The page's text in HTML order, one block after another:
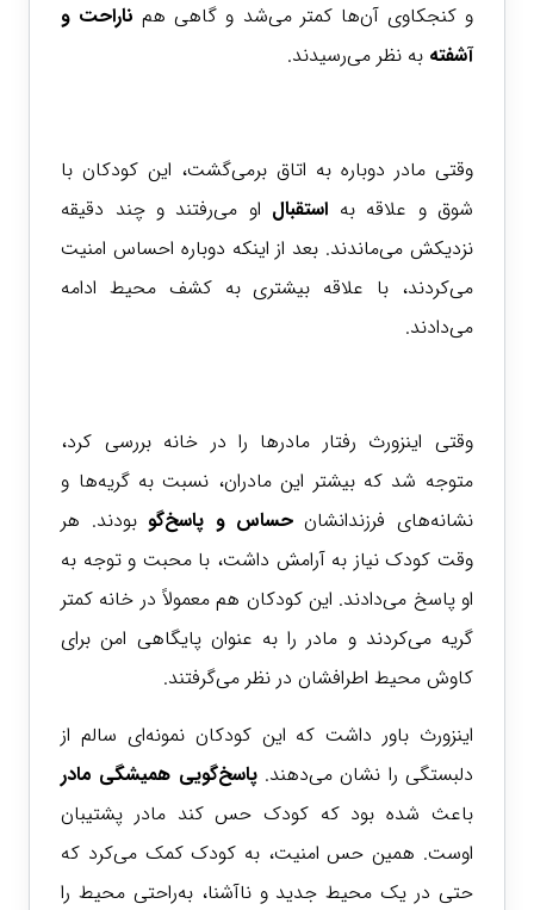
و کنجکاوی آن‌ها کمتر می‌شد و گاهی هم ناراحت و
آشفته به نظر می‌رسیدند.
وقتی مادر دوباره به اتاق برمی‌گشت، این کودکان با
شوق و علاقه به استقبال او می‌رفتند و چند دقیقه
نزدیکش می‌ماندند. بعد از اینکه دوباره احساس امنیت
می‌کردند، با علاقه بیشتری به کشف محیط ادامه
می‌دادند.
وقتی اینزورث رفتار مادرها را در خانه بررسی کرد،
متوجه شد که بیشتر این مادران، نسبت به گریه‌ها و
نشانه‌های فرزندانشان حساس و پاسخ‌گو بودند. هر
وقت کودک نیاز به آرامش داشت، با محبت و توجه به
او پاسخ می‌دادند. این کودکان هم معمولاً در خانه کمتر
گریه می‌کردند و مادر را به عنوان پایگاهی امن برای
کاوش محیط اطرافشان در نظر می‌گرفتند.
اینزورث باور داشت که این کودکان نمونه‌ای سالم از
دلبستگی را نشان می‌دهند.پاسخ‌گویی همیشگی مادر
باعث شده بود که کودک حس کند مادر پشتیبان
اوست. همین حس امنیت، به کودک کمک می‌کرد که
حتی در یک محیط جدید و ناآشنا، به‌راحتی محیط را